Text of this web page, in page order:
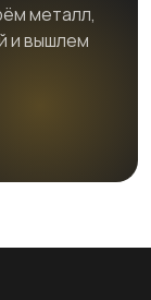
металл,
и вышлем